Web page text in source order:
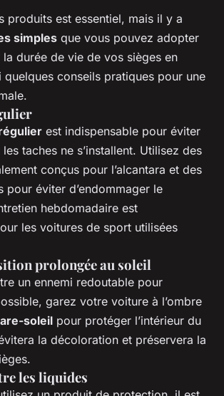
produits est essentiel, mais il y a
simples que vous pouvez adopter
durée de vie de vos sièges en
quelques conseils pratiques pour une
est indispensable pour éviter
taches ne s’installent. Utilisez des
conçus pour l’alcantara et des
pour éviter d’endommager le
hebdomadaire est
les voitures de sport utilisées
prolongée au soleil
un ennemi redoutable pour
garez votre voiture à l’ombre
soleil pour protéger l’intérieur du
la décoloration et préservera la
les liquides